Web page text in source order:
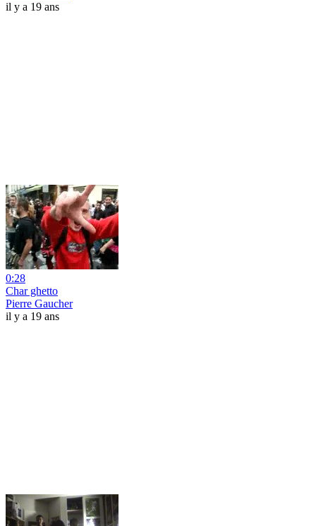
il y a 19 ans
0:28
Char ghetto
Pierre Gaucher
il y a 19 ans